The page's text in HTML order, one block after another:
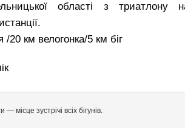
області з триатлону
20 км велогонка/5 км біг
місце зустрічі всіх бігунів.